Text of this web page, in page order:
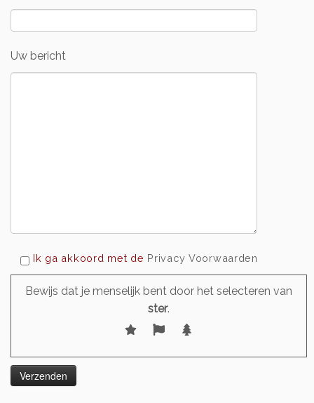
Uw bericht
Ik ga akkoord met de Privacy Voorwaarden
Bewijs dat je menselijk bent door het selecteren van
ster.